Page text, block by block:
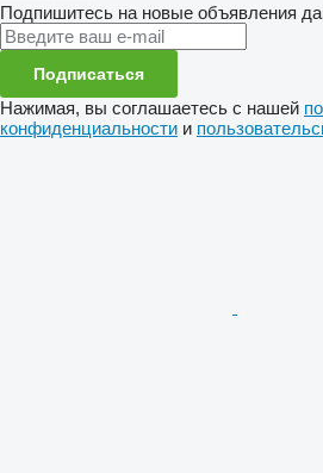
Подпишитесь на новые объявления
Подписаться
Нажимая, вы соглашаетесь с нашей
конфиденциальности и